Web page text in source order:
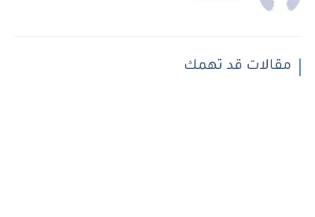
مقالات قد تهمك